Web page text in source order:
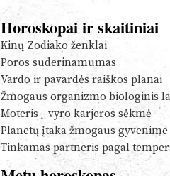
Horoskopai ir skaitiniai
Kinų Zodiako ženklai
Poros suderinamumas
Vardo ir pavardės raiškos planai
Žmogaus organizmo biologinis
Moteris - vyro karjeros sėkmė
Planetų įtaka žmogaus gyvenime
Tinkamas partneris pagal